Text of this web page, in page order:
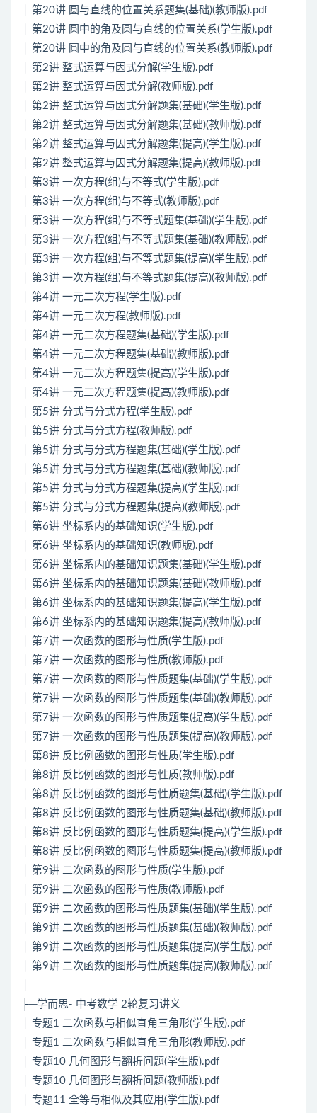
│ 第20讲 圆与直线的位置关系题集(基础)(教师版).pdf
│ 第20讲 圆中的角及圆与直线的位置关系(学生版).pdf
│ 第20讲 圆中的角及圆与直线的位置关系(教师版).pdf
│ 第2讲 整式运算与因式分解(学生版).pdf
│ 第2讲 整式运算与因式分解(教师版).pdf
│ 第2讲 整式运算与因式分解题集(基础)(学生版).pdf
│ 第2讲 整式运算与因式分解题集(基础)(教师版).pdf
│ 第2讲 整式运算与因式分解题集(提高)(学生版).pdf
│ 第2讲 整式运算与因式分解题集(提高)(教师版).pdf
│ 第3讲 一次方程(组)与不等式(学生版).pdf
│ 第3讲 一次方程(组)与不等式(教师版).pdf
│ 第3讲 一次方程(组)与不等式题集(基础)(学生版).pdf
│ 第3讲 一次方程(组)与不等式题集(基础)(教师版).pdf
│ 第3讲 一次方程(组)与不等式题集(提高)(学生版).pdf
│ 第3讲 一次方程(组)与不等式题集(提高)(教师版).pdf
│ 第4讲 一元二次方程(学生版).pdf
│ 第4讲 一元二次方程(教师版).pdf
│ 第4讲 一元二次方程题集(基础)(学生版).pdf
│ 第4讲 一元二次方程题集(基础)(教师版).pdf
│ 第4讲 一元二次方程题集(提高)(学生版).pdf
│ 第4讲 一元二次方程题集(提高)(教师版).pdf
│ 第5讲 分式与分式方程(学生版).pdf
│ 第5讲 分式与分式方程(教师版).pdf
│ 第5讲 分式与分式方程题集(基础)(学生版).pdf
│ 第5讲 分式与分式方程题集(基础)(教师版).pdf
│ 第5讲 分式与分式方程题集(提高)(学生版).pdf
│ 第5讲 分式与分式方程题集(提高)(教师版).pdf
│ 第6讲 坐标系内的基础知识(学生版).pdf
│ 第6讲 坐标系内的基础知识(教师版).pdf
│ 第6讲 坐标系内的基础知识题集(基础)(学生版).pdf
│ 第6讲 坐标系内的基础知识题集(基础)(教师版).pdf
│ 第6讲 坐标系内的基础知识题集(提高)(学生版).pdf
│ 第6讲 坐标系内的基础知识题集(提高)(教师版).pdf
│ 第7讲 一次函数的图形与性质(学生版).pdf
│ 第7讲 一次函数的图形与性质(教师版).pdf
│ 第7讲 一次函数的图形与性质题集(基础)(学生版).pdf
│ 第7讲 一次函数的图形与性质题集(基础)(教师版).pdf
│ 第7讲 一次函数的图形与性质题集(提高)(学生版).pdf
│ 第7讲 一次函数的图形与性质题集(提高)(教师版).pdf
│ 第8讲 反比例函数的图形与性质(学生版).pdf
│ 第8讲 反比例函数的图形与性质(教师版).pdf
│ 第8讲 反比例函数的图形与性质题集(基础)(学生版).pdf
│ 第8讲 反比例函数的图形与性质题集(基础)(教师版).pdf
│ 第8讲 反比例函数的图形与性质题集(提高)(学生版).pdf
│ 第8讲 反比例函数的图形与性质题集(提高)(教师版).pdf
│ 第9讲 二次函数的图形与性质(学生版).pdf
│ 第9讲 二次函数的图形与性质(教师版).pdf
│ 第9讲 二次函数的图形与性质题集(基础)(学生版).pdf
│ 第9讲 二次函数的图形与性质题集(基础)(教师版).pdf
│ 第9讲 二次函数的图形与性质题集(提高)(学生版).pdf
│ 第9讲 二次函数的图形与性质题集(提高)(教师版).pdf
├─学而思- 中考数学 2轮复习讲义
│ 专题1 二次函数与相似直角三角形(学生版).pdf
│ 专题1 二次函数与相似直角三角形(教师版).pdf
│ 专题10 几何图形与翻折问题(学生版).pdf
│ 专题10 几何图形与翻折问题(教师版).pdf
│ 专题11 全等与相似及其应用(学生版).pdf